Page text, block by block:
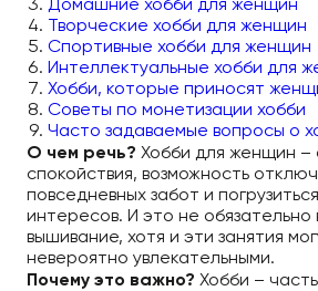
Домашние хобби для женщин
Творческие хобби для женщин
Спортивные хобби для женщин
Интеллектуальные хобби для
Хобби, которые приносят
Советы по монетизации хобби
Часто задаваемые вопросы о
О чем речь? Хобби для женщин –
спокойствия, возможность
повседневных забот и
интересов. И это не обязательно
вышивание, хотя и эти занятия
невероятно увлекательными.
Почему это важно? Хобби –